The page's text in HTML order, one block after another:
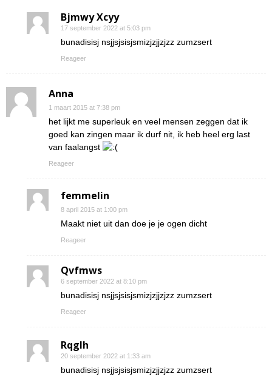
Bjmwy Xcyy
17 september 2022 at 5:03 pm
bunadisisj nsjjsjsisjsmizjzjjzjzz zumzsert
Reageer
Anna
1 maart 2015 at 7:38 pm
het lijkt me superleuk en veel mensen zeggen dat ik
goed kan zingen maar ik durf nit, ik heb heel erg last
van faalangst
Reageer
femmelin
8 april 2015 at 1:00 pm
Maakt niet uit dan doe je je ogen dicht
Reageer
Qvfmws
6 september 2022 at 8:10 pm
bunadisisj nsjjsjsisjsmizjzjjzjzz zumzsert
Reageer
Rqglh
20 september 2022 at 1:33 am
bunadisisj nsjjsjsisjsmizjzjjzjzz zumzsert